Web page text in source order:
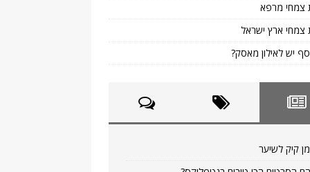
צמחי מרפא
צמחי ארץ ישראל
יש לאילון מאסק?
קיק לשיער